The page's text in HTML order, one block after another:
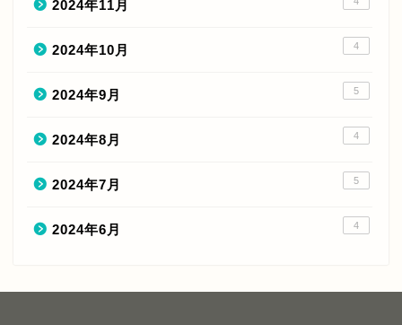
2024年11月
2024年10月 4
2024年9月 5
2024年8月 4
2024年7月 5
2024年6月 4